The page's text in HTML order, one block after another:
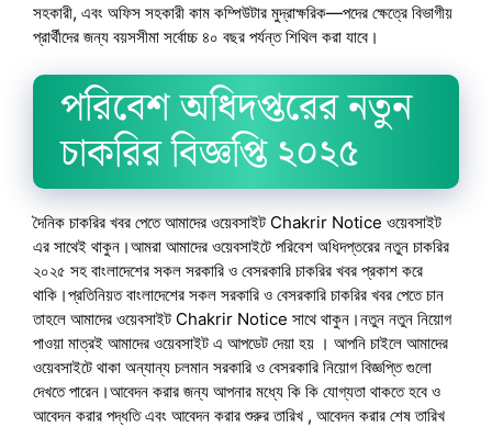
সহকারী, এবং অফিস সহকারী কাম কম্পিউটার মুদ্রাক্ষরিক—পদের ক্ষেত্রে বিভাগীয়
প্রার্থীদের জন্য বয়সসীমা সর্বোচ্চ ৪০ বছর পর্যন্ত শিথিল করা যাবে।
পরিবেশ অধিদপ্তরের নতুন
চাকরির বিজ্ঞপ্তি ২০২৫
দৈনিক চাকরির খবর পেতে আমাদের ওয়েবসাইট Chakrir Notice ওয়েবসাইট
এর সাথেই থাকুন।আমরা আমাদের ওয়েবসাইটে পরিবেশ অধিদপ্তরের নতুন চাকরির
২০২৫ সহ বাংলাদেশের সকল সরকারি ও বেসরকারি চাকরির খবর প্রকাশ করে
থাকি।প্রতিনিয়ত বাংলাদেশের সকল সরকারি ও বেসরকারি চাকরির খবর পেতে চান
তাহলে আমাদের ওয়েবসাইট Chakrir Notice সাথে থাকুন।নতুন নতুন নিয়োগ
পাওয়া মাত্রই আমাদের ওয়েবসাইট এ আপডেট দেয়া হয় । আপনি চাইলে আমাদের
ওয়েবসাইটে থাকা অন্যান্য চলমান সরকারি ও বেসরকারি নিয়োগ বিজ্ঞপ্তি গুলো
দেখতে পারেন।আবেদন করার জন্য আপনার মধ্যে কি কি যোগ্যতা থাকতে হবে ও
আবেদন করার পদ্ধতি এবং আবেদন করার শুরুর তারিখ , আবেদন করার শেষ তারিখ